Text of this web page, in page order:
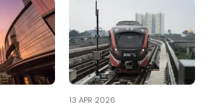
13 APR 2026